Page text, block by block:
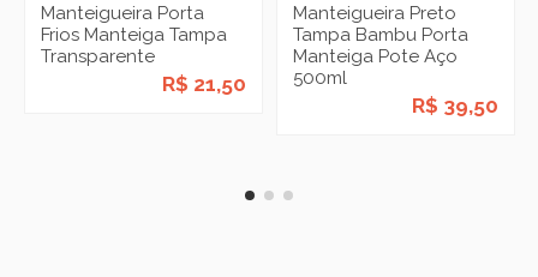
Manteigueira Porta
Frios Manteiga Tampa
Transparente
R$ 21,50
Manteigueira Preto
Tampa Bambu Porta
Manteiga Pote Aço
500ml
R$ 39,50